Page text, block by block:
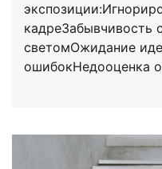
кадреЗабывчивость
светомОжидание
ошибокНедооценка